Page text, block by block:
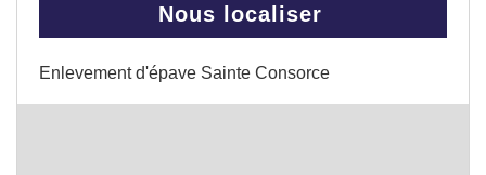
Nous localiser
Enlevement d'épave Sainte Consorce